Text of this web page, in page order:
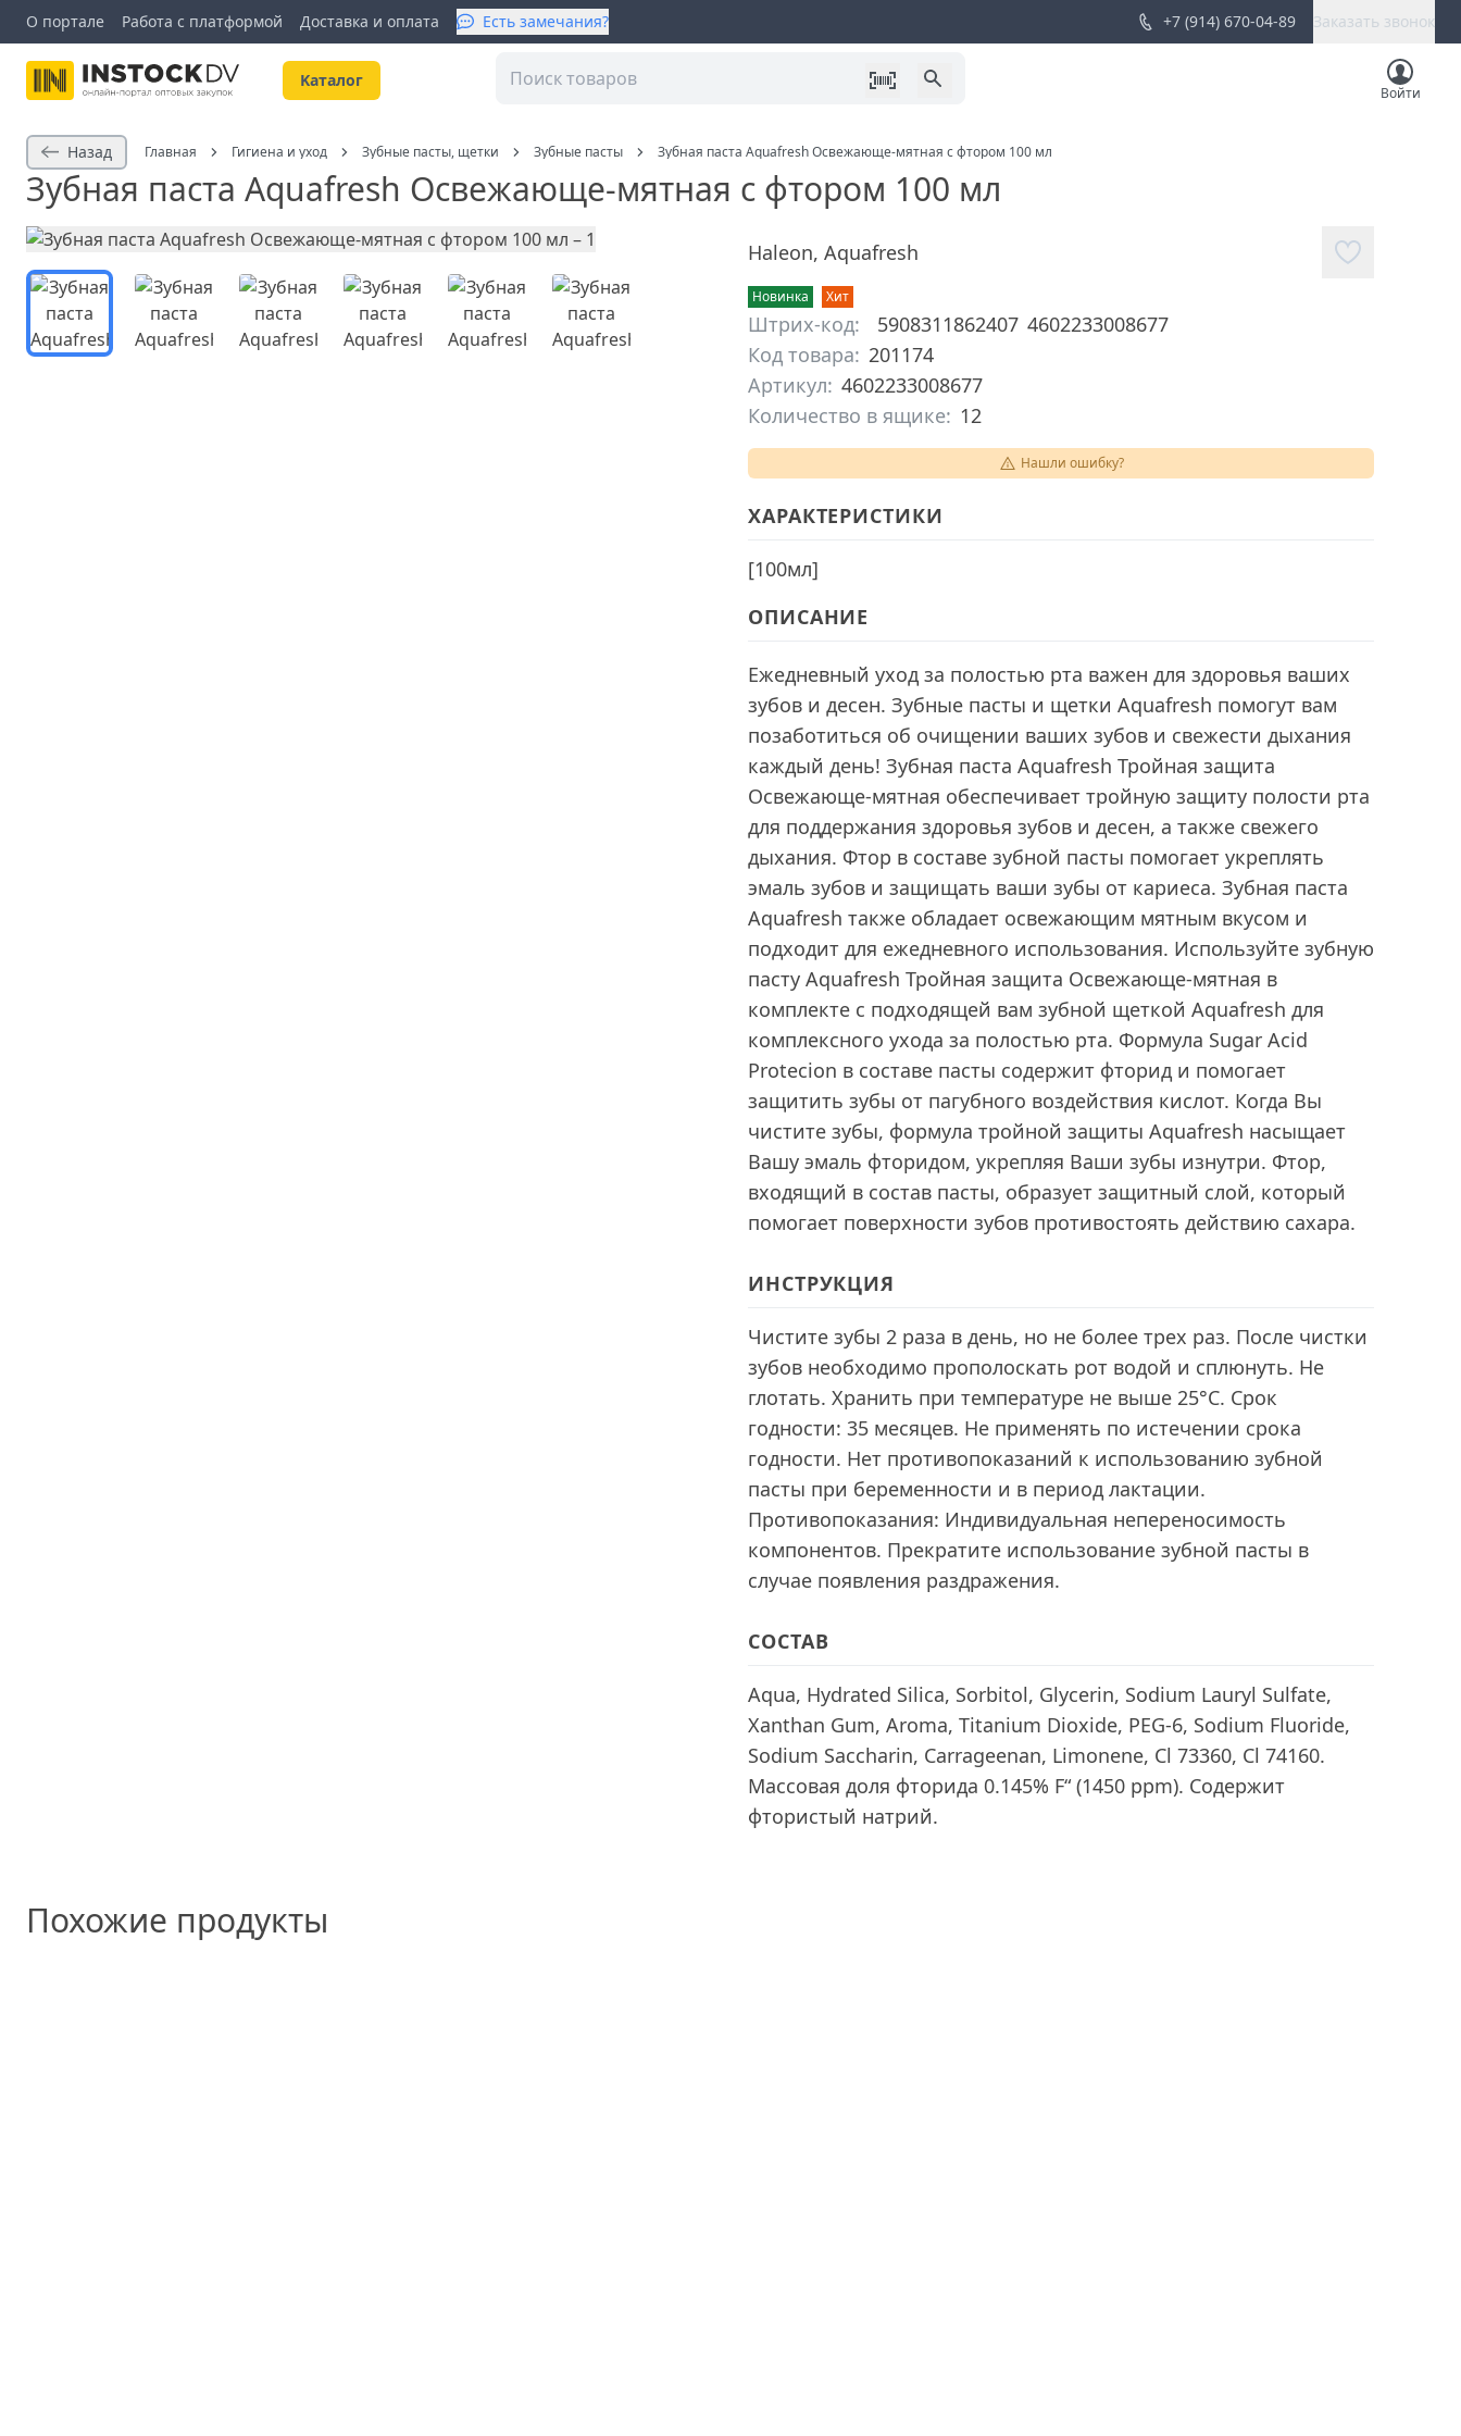
О портале Работа с платформой Доставка и оплата Есть замечания? +7 (914) 670-04-89 Заказать звонок
Kаталог
Войти
Назад Главная Гигиена и уход Зубные пасты, щетки Зубные пасты Зубная паста Aquafresh Освежающе-мятная с фтором 100 мл
Зубная паста Aquafresh Освежающе-мятная с фтором 100 мл
Haleon, Aquafresh
Новинка Хит
Штрих-код: 5908311862407 4602233008677
Код товара: 201174
Артикул: 4602233008677
Количество в ящике: 12
Нашли ошибку?
ХАРАКТЕРИСТИКИ
[100мл]
ОПИСАНИЕ
Ежедневный уход за полостью рта важен для здоровья ваших
зубов и десен. Зубные пасты и щетки Aquafresh помогут вам
позаботиться об очищении ваших зубов и свежести дыхания
каждый день! Зубная паста Aquafresh Тройная защита
Освежающе-мятная обеспечивает тройную защиту полости рта
для поддержания здоровья зубов и десен, а также свежего
дыхания. Фтор в составе зубной пасты помогает укреплять
эмаль зубов и защищать ваши зубы от кариеса. Зубная паста
Aquafresh также обладает освежающим мятным вкусом и
подходит для ежедневного использования. Используйте зубную
пасту Aquafresh Тройная защита Освежающе-мятная в
комплекте с подходящей вам зубной щеткой Aquafresh для
комплексного ухода за полостью рта. Формула Sugar Acid
Protecion в составе пасты содержит фторид и помогает
защитить зубы от пагубного воздействия кислот. Когда Вы
чистите зубы, формула тройной защиты Aquafresh насыщает
Вашу эмаль фторидом, укрепляя Ваши зубы изнутри. Фтор,
входящий в состав пасты, образует защитный слой, который
помогает поверхности зубов противостоять действию сахара.
ИНСТРУКЦИЯ
Чистите зубы 2 раза в день, но не более трех раз. После чистки
зубов необходимо прополоскать рот водой и сплюнуть. Не
глотать. Хранить при температуре не выше 25°С. Срок
годности: 35 месяцев. Не применять по истечении срока
годности. Нет противопоказаний к использованию зубной
пасты при беременности и в период лактации.
Противопоказания: Индивидуальная непереносимость
компонентов. Прекратите использование зубной пасты в
случае появления раздражения.
СОСТАВ
Aqua, Hydrated Silica, Sorbitol, Glycerin, Sodium Lauryl Sulfate,
Xanthan Gum, Aroma, Titanium Dioxide, PEG-6, Sodium Fluoride,
Sodium Saccharin, Carrageenan, Limonene, Cl 73360, Cl 74160.
Массовая доля фторида 0.145% F“ (1450 ppm). Содержит
фтористый натрий.
Похожие продукты